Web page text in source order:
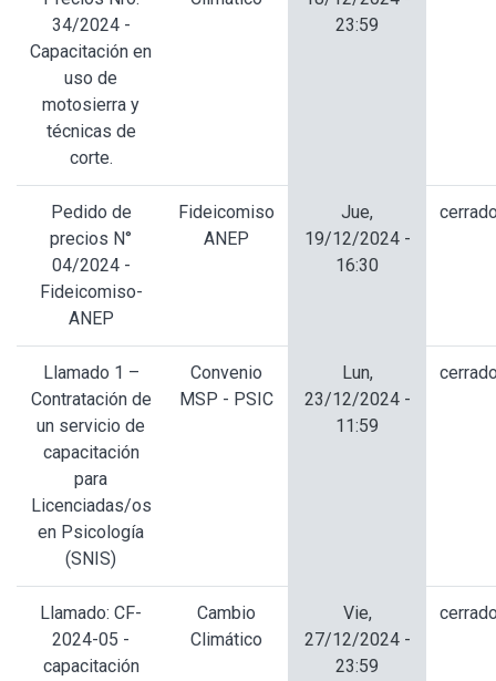
34/2024 -
Capacitación en
uso de
motosierra y
técnicas de
corte.
23:59
Pedido de
precios N°
04/2024 -
Fideicomiso-
ANEP
Fideicomiso
ANEP
Jue,
19/12/2024 -
16:30
Llamado 1 –
Contratación de
un servicio de
capacitación
para
Licenciadas/os
en Psicología
(SNIS)
Convenio
MSP - PSIC
Lun,
23/12/2024 -
11:59
Llamado: CF-
2024-05 -
capacitación
Cambio
Climático
Vie,
27/12/2024 -
23:59